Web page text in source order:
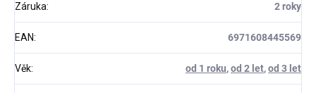
Záruka: 2 roky
EAN: 6971608445569
Věk: od 1 roku,od 2 let,od 3 let